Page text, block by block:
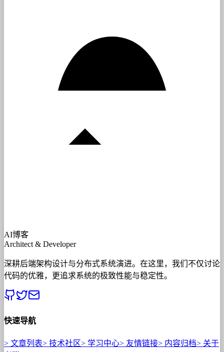
AI博客
Architect & Developer
深耕后端架构设计与分布式系统演进。在这里，我们不仅讨论
代码的优雅，更追求系统的极致性能与稳定性。
快速导航
> 文章列表> 技术社区> 学习中心> 友情链接> 内容归档> 关于